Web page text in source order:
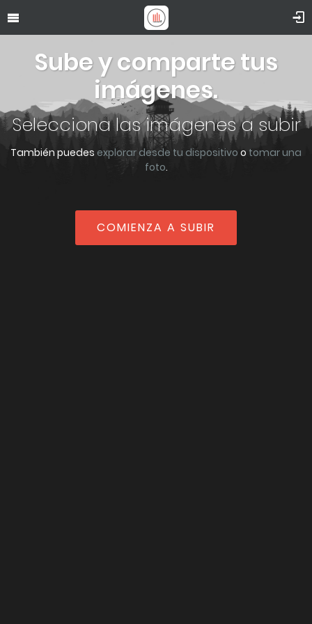
Sube y comparte tus
imágenes.
Selecciona las imágenes a subir
También puedes explorar desde tu dispositivo o tomar una
foto.
COMIENZA A SUBIR